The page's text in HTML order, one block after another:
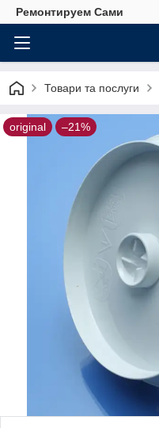
Ремонтируем Сами
Товари та послуги
original –21%